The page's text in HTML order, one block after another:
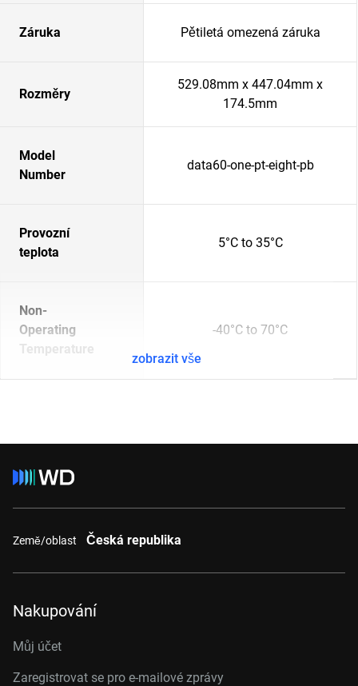
Záruka Pětiletá omezená záruka
Rozměry
529.08mm x 447.04mm x
174.5mm
Model
Number
data60-one-pt-eight-pb
Provozní
teplota
5°C to 35°C
Non-
Operating
Temperature
-40°C to 70°C
zobrazit vše
Země/oblast Česká republika
Nakupování
Můj účet
Zaregistrovat se pro e-mailové zprávy